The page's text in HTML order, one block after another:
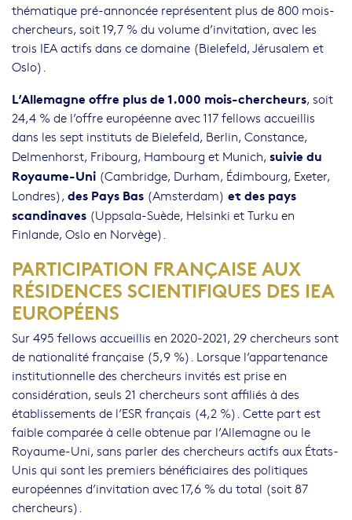
thématique pré-annoncée représentent plus de 800 mois-
chercheurs, soit 19,7 % du volume d’invitation, avec les
trois IEA actifs dans ce domaine (Bielefeld, Jérusalem et
Oslo).
L’Allemagne offre plus de 1.000 mois-chercheurs, soit
24,4 % de l’offre européenne avec 117 fellows accueillis
dans les sept instituts de Bielefeld, Berlin, Constance,
Delmenhorst, Fribourg, Hambourg et Munich, suivie du
Royaume-Uni (Cambridge, Durham, Édimbourg, Exeter,
Londres), des Pays Bas (Amsterdam) et des pays
scandinaves (Uppsala-Suède, Helsinki et Turku en
Finlande, Oslo en Norvège).
PARTICIPATION FRANÇAISE AUX
RÉSIDENCES SCIENTIFIQUES DES IEA
EUROPÉENS
Sur 495 fellows accueillis en 2020-2021, 29 chercheurs sont
de nationalité française (5,9 %). Lorsque l’appartenance
institutionnelle des chercheurs invités est prise en
considération, seuls 21 chercheurs sont affiliés à des
établissements de l’ESR français (4,2 %). Cette part est
faible comparée à celle obtenue par l’Allemagne ou le
Royaume-Uni, sans parler des chercheurs actifs aux États-
Unis qui sont les premiers bénéficiaires des politiques
européennes d’invitation avec 17,6 % du total (soit 87
chercheurs).